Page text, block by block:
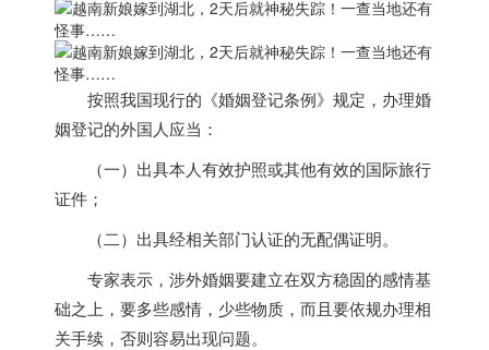
按照我国现行的《婚姻登记条例》规定，办理婚
姻登记的外国人应当：
（一）出具本人有效护照或其他有效的国际旅行
证件；
（二）出具经相关部门认证的无配偶证明。
专家表示，涉外婚姻要建立在双方稳固的感情基
础之上，要多些感情，少些物质，而且要依规办理相
关手续，否则容易出现问题。